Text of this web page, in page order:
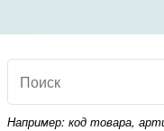
Например: код товара,